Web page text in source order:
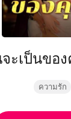
ะเป็นขอ
ความรัก